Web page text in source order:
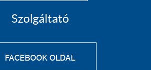
Szolgáltató
FACEBOOK OLDAL